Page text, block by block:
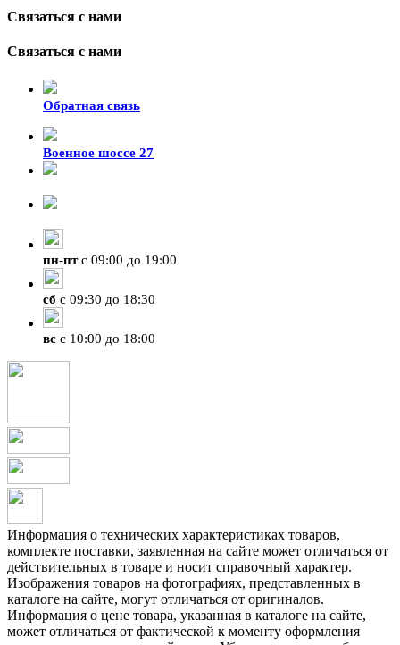
Связаться с нами
Связаться с нами
Обратная связь
Военное шоссе 27
пн-птс 09:00 до 19:00
сб с 09:30 до 18:30
вс с 10:00 до 18:00
Информация о технических характеристиках товаров,
комплекте поставки, заявленная на сайте может отличаться от
действительных в товаре и носит справочный характер.
Изображения товаров на фотографиях, представленных в
каталоге на сайте, могут отличаться от оригиналов.
Информация о цене товара, указанная в каталоге на сайте,
может отличаться от фактической к моменту оформления